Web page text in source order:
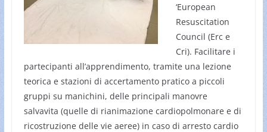
‘European
Resuscitation
Council (Erc e
Cri). Facilitare i
partecipanti all’apprendimento, tramite una lezione
teorica e stazioni di accertamento pratico a piccoli
gruppi su manichini, delle principali manovre
salvavita (quelle di rianimazione cardiopolmonare e di
ricostruzione delle vie aeree) in caso di arresto cardio